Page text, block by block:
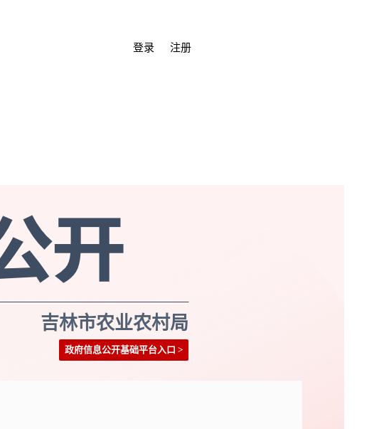
登录 注册
吉林市农业农村局
政府信息公开基础平台入口 >